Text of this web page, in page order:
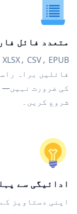
متعدد فائل
فائلیں براہ
کی ضرورت
شروع کریں۔
ادائیگی سے
اپنی دستاویز